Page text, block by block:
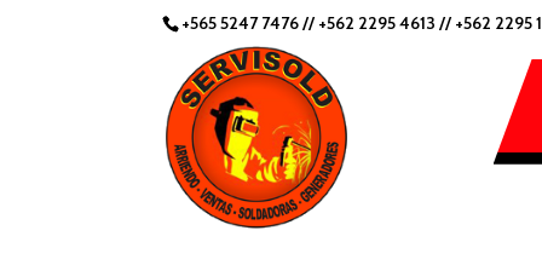
+565 5247 7476// +562 2295 4613 // +562 2295